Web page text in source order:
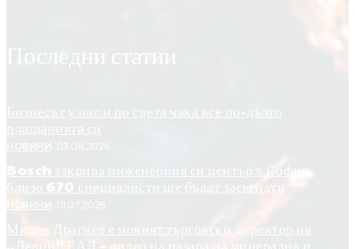
Последни статии
Бизнесът у нас и по света чака все по-дълго
НОВИНИ
Bosch закрива инженерния си център в София,
близо 670 специалисти ще бъдат засегнати
НОВИНИ
Милен Драгиев е новият търговски директор на
„Девин“ ЕАД – лидер на пазара на минерална и